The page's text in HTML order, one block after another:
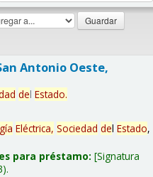
Antonio Oeste,
del Estado.
Eléctrica, Sociedad del Estado,
para préstamo: Signatura